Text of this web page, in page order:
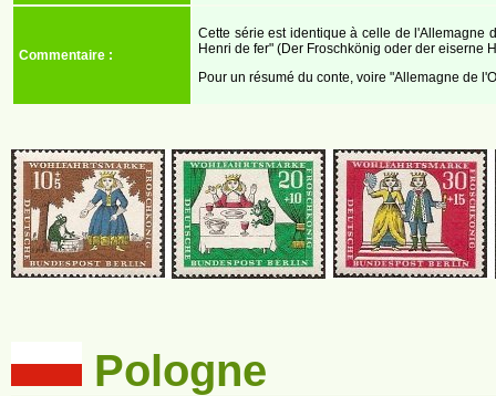
Commentaire :
Cette série est identique à celle de l'Allemagne
Henri de fer" (Der Froschkönig oder der eiserne
Pour un résumé du conte, voire "Allemagne de
Pologne